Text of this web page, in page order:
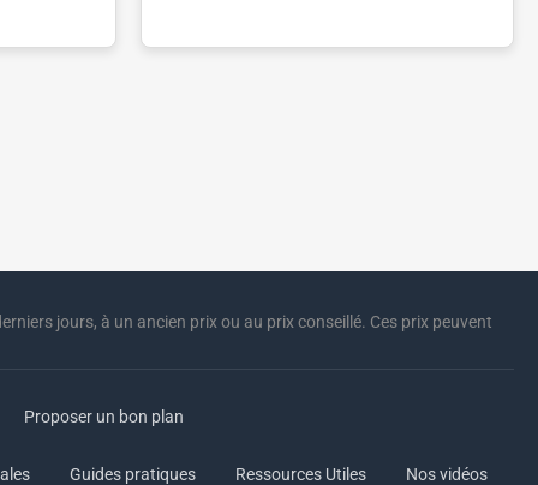
jours, à un ancien prix ou au prix conseillé. Ces prix peuvent
Proposer un bon plan
Guides pratiques Ressources Utiles Nos vidéos